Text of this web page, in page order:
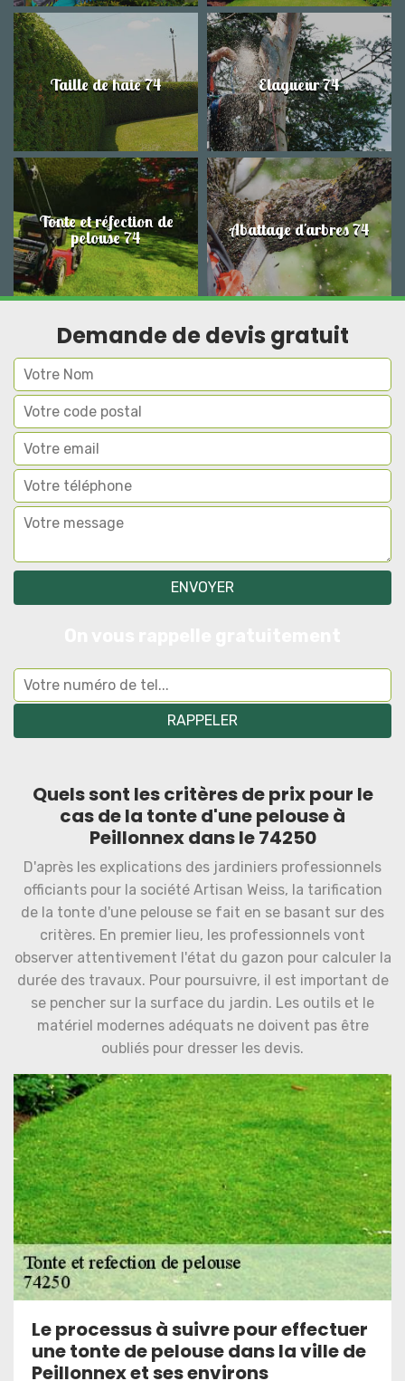
Taille de haie 74 Elagueur 74
Tonte et réfection de
pelouse 74 Abattage d'arbres 74
Demande de devis gratuit
Quels sont les critères de prix pour le
cas de la tonte d'une pelouse à
Peillonnex dans le 74250
D'après les explications des jardiniers professionnels
officiants pour la société Artisan Weiss, la tarification
de la tonte d'une pelouse se fait en se basant sur des
critères. En premier lieu, les professionnels vont
observer attentivement l'état du gazon pour calculer la
durée des travaux. Pour poursuivre, il est important de
se pencher sur la surface du jardin. Les outils et le
matériel modernes adéquats ne doivent pas être
oubliés pour dresser les devis.
Le processus à suivre pour effectuer
une tonte de pelouse dans la ville de
Peillonnex et ses environs